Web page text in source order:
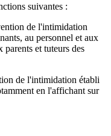
suivantes :
de l'intimidation
au personnel et aux
et tuteurs des
de l'intimidation établi
en l'affichant sur